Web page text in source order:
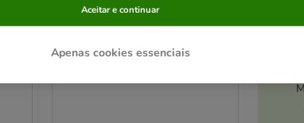
Pack económico: 2 x 10 kg
Apenas cookies essenciais
Aceitar e continuar